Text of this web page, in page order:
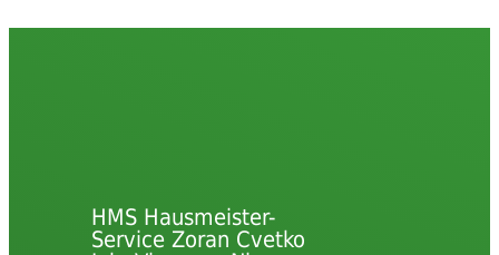
HMS Hausmeister-
Service Zoran Cvetko